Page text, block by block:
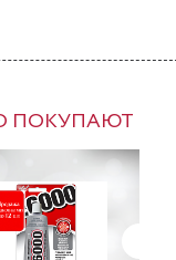
ПОКУПАЮТ